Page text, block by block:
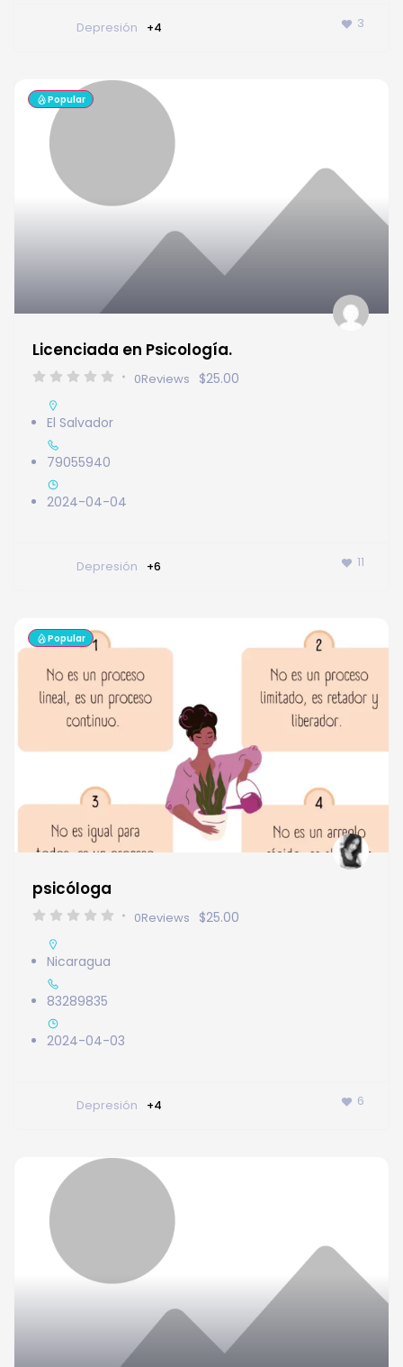
Depresión +4 3
Popular
Licenciada en Psicología.
0Reviews $25.00
El Salvador
79055940
2024-04-04
Depresión +6 11
Popular
psicóloga
0Reviews $25.00
Nicaragua
83289835
2024-04-03
Depresión +4 6